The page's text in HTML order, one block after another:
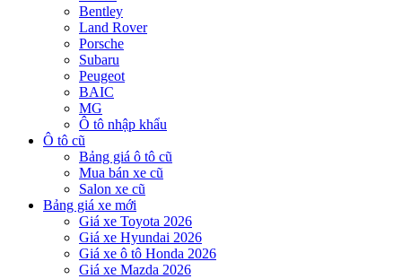
Bentley
Land Rover
Porsche
Subaru
Peugeot
BAIC
MG
Ô tô nhập khẩu
Ô tô cũ
Bảng giá ô tô cũ
Mua bán xe cũ
Salon xe cũ
Bảng giá xe mới
Giá xe Toyota 2026
Giá xe Hyundai 2026
Giá xe ô tô Honda 2026
Giá xe Mazda 2026